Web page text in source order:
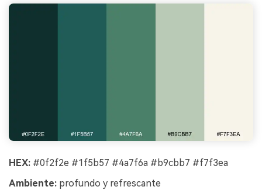
HEX: #0f2f2e #1f5b57 #4a7f6a #b9cbb7 #f7f3ea
Ambiente: profundo y refrescante